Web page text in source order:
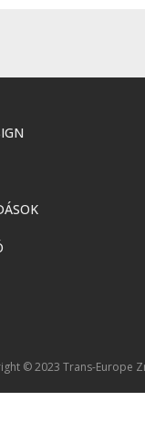
© 2023 Trans-Europe